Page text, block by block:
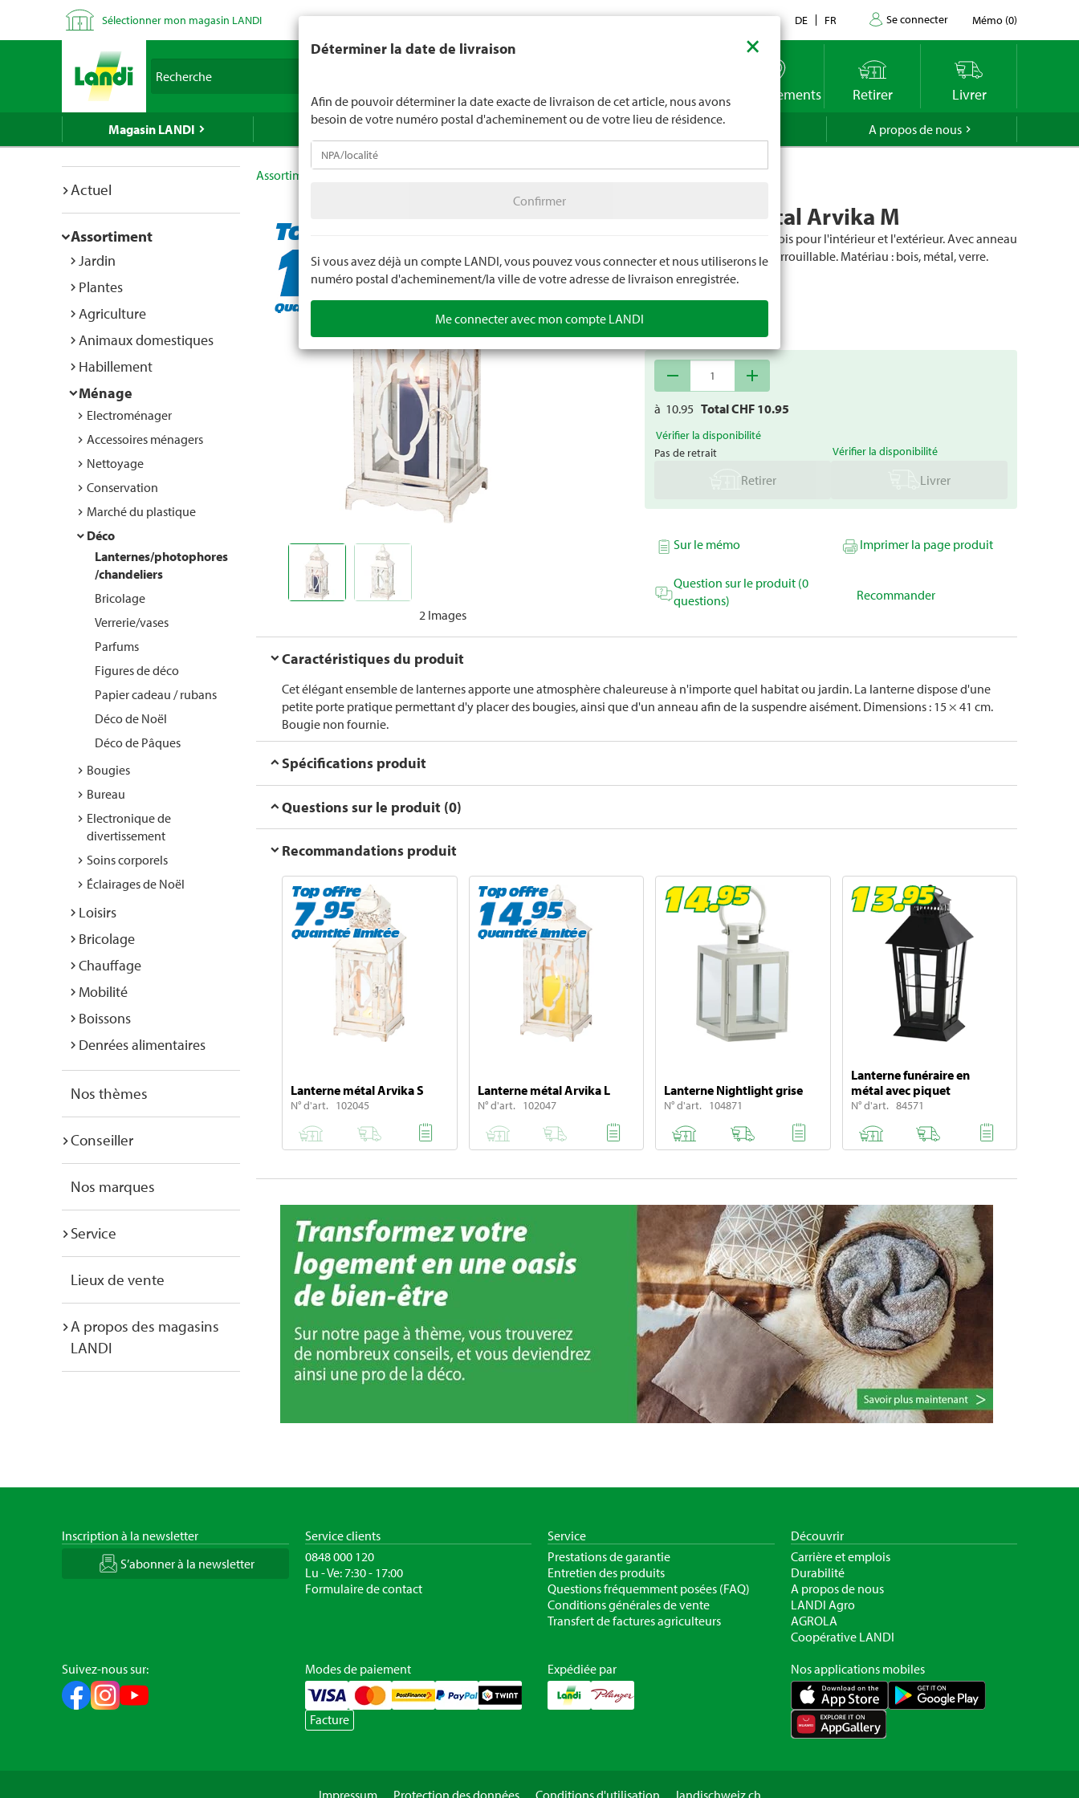
Sélectionner mon magasin LANDI Contact DE FR Se connecter Mémo (0)
LANDI Météo Emplacements Retirer Livrer
Magasin LANDI A propos de nous
Actuel
Assortiment
Jardin
Plantes
Agriculture
Animaux domestiques
Habillement
Ménage
Electroménager
Accessoires ménagers
Nettoyage
Conservation
Marché du plastique
Déco
Lanternes/photophores
/chandeliers
Bricolage
Verrerie/vases
Parfums
Figures de déco
Papier cadeau / rubans
Déco de Noël
Déco de Pâques
Bougies
Bureau
Electronique de
divertissement
Soins corporels
Éclairages de Noël
Loisirs
Bricolage
Chauffage
Mobilité
Boissons
Denrées alimentaires
Nos thèmes
Conseiller
Nos marques
Service
Lieux de vente
A propos des magasins
LANDI
Assortiment
Top offre
Quantité limitée
2 Images
Lanterne métal Arvika M
Lanterne décorative en bois pour l'intérieur et l'extérieur. Avec anneau
de suspension et porte verrouillable. Matériau : bois, métal, verre.
Dimensions : 15 × 41 cm.
Numéro d'article102046
remove add
à 10.95 Total CHF 10.95
Vérifier la disponibilité
Pas de retrait
Vérifier la disponibilité
Retirer Livrer
Sur le mémo Imprimer la page produit
Question sur le produit (0
questions)
Recommander
Caractéristiques du produit
Cet élégant ensemble de lanternes apporte une atmosphère chaleureuse à n'importe quel habitat ou jardin. La lanterne dispose d'une
petite porte pratique permettant d'y placer des bougies, ainsi que d'un anneau afin de la suspendre aisément. Dimensions : 15 × 41 cm.
Bougie non fournie.
Spécifications produit
Questions sur le produit (0)
Recommandations produit
Top offre
Quantité limitée
Lanterne métal Arvika S
N° d'art. 102045
Top offre
Quantité limitée
Lanterne métal Arvika L
N° d'art. 102047
Lanterne Nightlight grise
N° d'art. 104871
Lanterne funéraire en
métal avec piquet
N° d'art. 84571
Inscription à la newsletter
S’abonner à la newsletter
Service clients
0848 000 120
Lu - Ve: 7:30 - 17:00
Formulaire de contact
Service
Prestations de garantie
Entretien des produits
Questions fréquemment posées (FAQ)
Conditions générales de vente
Transfert de factures agriculteurs
Découvrir
Carrière et emplois
Durabilité
A propos de nous
LANDI Agro
AGROLA
Coopérative LANDI
Suivez-nous sur:
Modes de paiement
Facture
Expédiée par Nos applications mobiles
Déterminer la date de livraison ×
Afin de pouvoir déterminer la date exacte de livraison de cet article, nous avons
besoin de votre numéro postal d'acheminement ou de votre lieu de résidence.
Confirmer
Si vous avez déjà un compte LANDI, vous pouvez vous connecter et nous utiliserons le
numéro postal d'acheminement/la ville de votre adresse de livraison enregistrée.
Me connecter avec mon compte LANDI
LANDI ne vend généralement pas d'alcool aux jeunes de moins de 16 ans. La limite